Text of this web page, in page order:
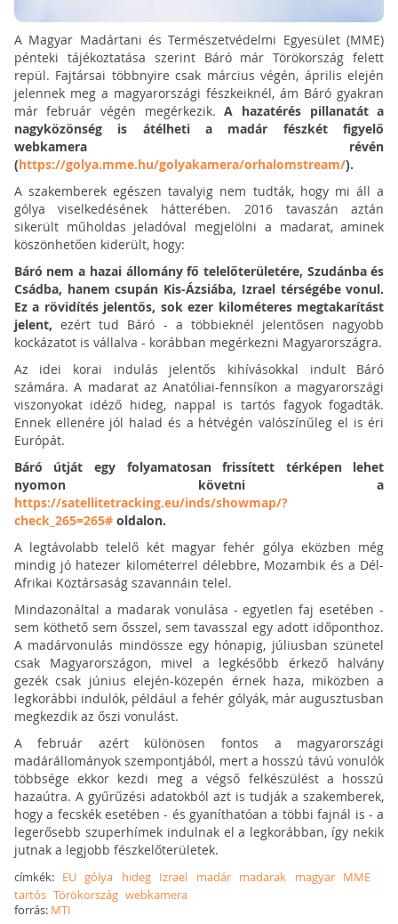
A Magyar Madártani és Természetvédelmi Egyesület (MME)
pénteki tájékoztatása szerint Báró már Törökország felett
repül. Fajtársai többnyire csak március végén, április elején
jelennek meg a magyarországi fészkeiknél, ám Báró gyakran
már február végén megérkezik.A hazatérés pillanatát a
nagyközönség is átélheti a madár fészkét figyelő
webkamera révén
(https://golya.mme.hu/golyakamera/orhalomstream/).
A szakemberek egészen tavalyig nem tudták, hogy mi áll a
gólya viselkedésének hátterében. 2016 tavaszán aztán
sikerült műholdas jeladóval megjelölni a madarat, aminek
köszönhetően kiderült, hogy:
Báró nem a hazai állomány fő telelőterületére, Szudánba és
Csádba, hanem csupán Kis-Ázsiába, Izrael térségébe vonul.
Ez a rövidítés jelentős, sok ezer kilométeres megtakarítást
jelent, ezért tud Báró - a többieknél jelentősen nagyobb
kockázatot is vállalva - korábban megérkezni Magyarországra.
Az idei korai indulás jelentős kihívásokkal indult Báró
számára. A madarat az Anatóliai-fennsíkon a magyarországi
viszonyokat idéző hideg, nappal is tartós fagyok fogadták.
Ennek ellenére jól halad és a hétvégén valószínűleg el is éri
Európát.
Báró útját egy folyamatosan frissített térképen lehet
nyomon követni a
https://satellitetracking.eu/inds/showmap/?
check_265=265#oldalon.
A legtávolabb telelő két magyar fehér gólya eközben még
mindig jó hatezer kilométerrel délebbre, Mozambik és a Dél-
Afrikai Köztársaság szavannáin telel.
Mindazonáltal a madarak vonulása - egyetlen faj esetében -
sem köthető sem ősszel, sem tavasszal egy adott időponthoz.
A madárvonulás mindössze egy hónapig, júliusban szünetel
csak Magyarországon, mivel a legkésőbb érkező halvány
gezék csak június elején-közepén érnek haza, miközben a
legkorábbi indulók, például a fehér gólyák, már augusztusban
megkezdik az őszi vonulást.
A február azért különösen fontos a magyarországi
madárállományok szempontjából, mert a hosszú távú vonulók
többsége ekkor kezdi meg a végső felkészülést a hosszú
hazaútra. A gyűrűzési adatokból azt is tudják a szakemberek,
hogy a fecskék esetében - és gyaníthatóan a többi fajnál is - a
legerősebb szuperhímek indulnak el a legkorábban, így nekik
jutnak a legjobb fészkelőterületek.
címkék: EU gólya hideg Izrael madár madarak magyar MME
tartós Törökország webkamera
forrás: MTI